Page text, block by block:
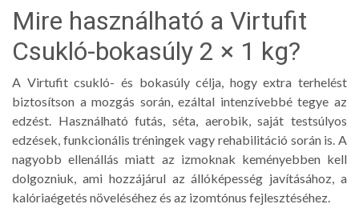
Mire használható a Virtufit
Csukló-bokasúly 2 × 1 kg?
A Virtufit csukló- és bokasúly célja, hogy extra terhelést
biztosítson a mozgás során, ezáltal intenzívebbé tegye az
edzést. Használható futás, séta, aerobik, saját testsúlyos
edzések, funkcionális tréningek vagy rehabilitáció során is. A
nagyobb ellenállás miatt az izmoknak keményebben kell
dolgozniuk, ami hozzájárul az állóképesség javításához, a
kalóriaégetés növeléséhez és az izomtónus fejlesztéséhez.